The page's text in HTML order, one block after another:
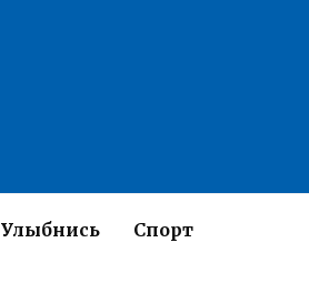
Улыбнись Спорт